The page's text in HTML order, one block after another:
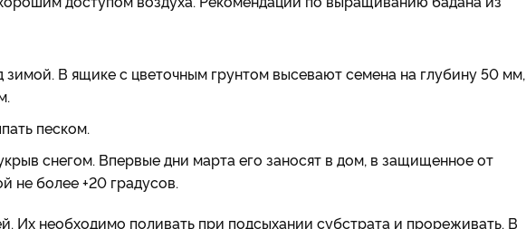
зимой. В ящике с цветочным грунтом высевают семена на глубину 50 мм,
песком.
снегом. Впервые дни марта его заносят в дом, в защищенное от
не более +20 градусов.
Их необходимо поливать при подсыхании субстрата и прореживать. В